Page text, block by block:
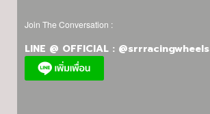
Join The Conversation :
LINE @ OFFICIAL : @srrracingwheels